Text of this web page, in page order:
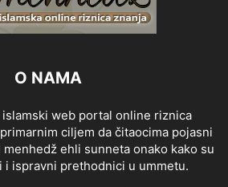
O NAMA
web portal online riznica
ciljem da čitaocima pojasni
ehli sunneta onako kako su
i ispravni prethodnici u ummetu.